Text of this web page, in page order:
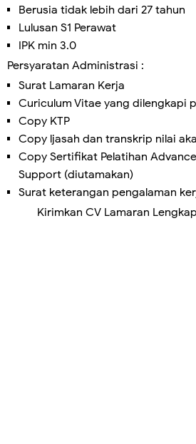
Berusia tidak lebih dari 27 tahun
Lulusan S1 Perawat
IPK min 3.0
Persyaratan Administrasi :
Surat Lamaran Kerja
Curiculum Vitae yang dilengkapi
Copy KTP
Copy ljasah dan transkrip nilai
Copy Sertifikat Pelatihan
Support (diutamakan)
Surat keterangan pengalaman
Kirimkan CV Lamaran